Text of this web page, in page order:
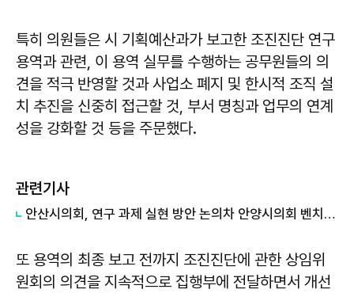
특히 의원들은 시 기획예산과가 보고한 조진진단 연구
용역과 관련, 이 용역 실무를 수행하는 공무원들의 의
견을 적극 반영할 것과 사업소 폐지 및 한시적 조직 설
치 추진을 신중히 접근할 것, 부서 명칭과 업무의 연계
성을 강화할 것 등을 주문했다.
관련기사
안산시의회, 연구 과제 실현 방안 논의차 안양시의회 벤치마킹
또 용역의 최종 보고 전까지 조진진단에 관한 상임위
원회의 의견을 지속적으로 집행부에 전달하면서 개선